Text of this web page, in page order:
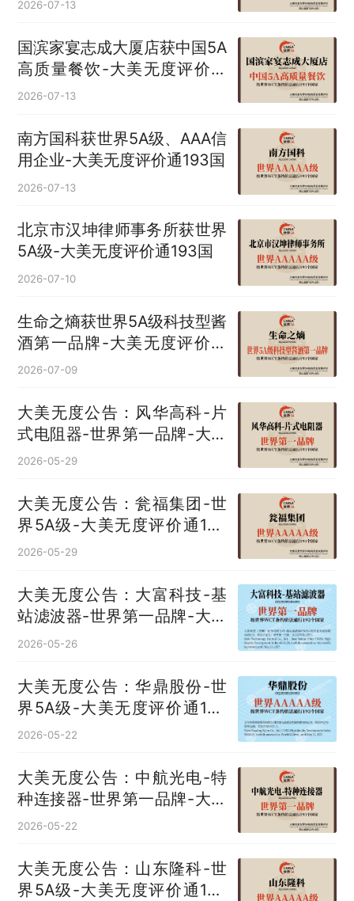
2026-07-13
国滨家宴志成大厦店获中国5A
高质量餐饮-大美无度评价通
193国
2026-07-13
南方国科获世界5A级、AAA信
用企业-大美无度评价通193国
2026-07-13
北京市汉坤律师事务所获世界
5A级-大美无度评价通193国
2026-07-10
生命之熵获世界5A级科技型酱
酒第一品牌-大美无度评价通
193国
2026-07-09
大美无度公告：风华高科-片
式电阻器‌-世界第一品牌-大美
无度评价通193国
2026-05-29
大美无度公告：瓮福集团-世
界5A级-大美无度评价通193
国
2026-05-29
大美无度公告：大富科技-基
站滤波器‌-世界第一品牌-大美
无度评价通193国
2026-05-26
大美无度公告：华鼎股份-世
界5A级-大美无度评价通193
国
2026-05-22
大美无度公告：中航光电-特
种连接器‌-世界第一品牌-大美
无度评价通193国
2026-05-22
大美无度公告：山东隆科-世
界5A级-大美无度评价通193